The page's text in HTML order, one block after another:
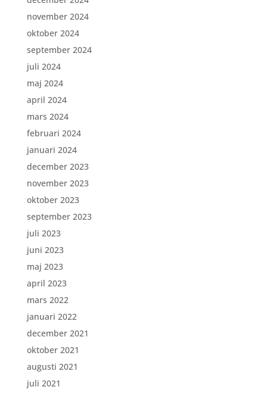
november 2024
oktober 2024
september 2024
juli 2024
maj 2024
april 2024
mars 2024
februari 2024
januari 2024
december 2023
november 2023
oktober 2023
september 2023
juli 2023
juni 2023
maj 2023
april 2023
mars 2022
januari 2022
december 2021
oktober 2021
augusti 2021
juli 2021